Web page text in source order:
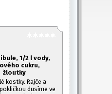
1/2 l vody,
cukru,
žloutky
kostky. Rajče a
dusíme ve